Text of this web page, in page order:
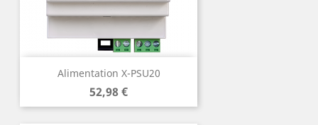
Alimentation X-PSU20
Prix
52,98 €